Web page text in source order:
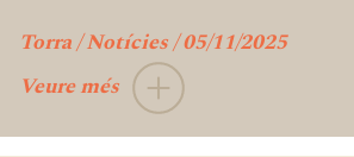
Torra / Notícies / 05/11/2025
Veure més